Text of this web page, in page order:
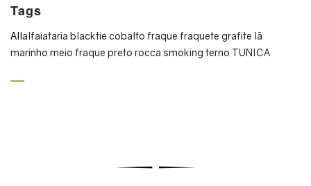
Tags
Allalfaiataria blacktie cobalto fraque fraquete grafite lã
marinho meio fraque preto rocca smoking terno TUNICA